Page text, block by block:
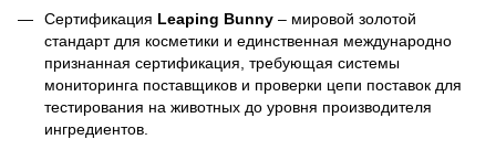
Сертификация Leaping Bunny – мировой золотой
стандарт для косметики и единственная международно
признанная сертификация, требующая системы
мониторинга поставщиков и проверки цепи поставок для
тестирования на животных до уровня производителя
ингредиентов.